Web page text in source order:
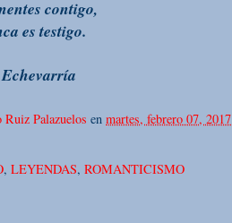
contigo,
es testigo.
Ruiz Palazuelos en martes, febrero 07, 2017
, LEYENDAS, ROMANTICISMO